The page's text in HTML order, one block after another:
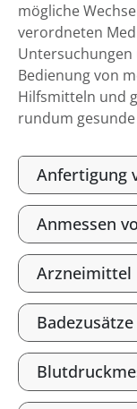
mögliche
verordneten
Untersuchungen
Bedienung von
Hilfsmitteln und
rundum
Anfertigung
Anmessen
Arzneimittel